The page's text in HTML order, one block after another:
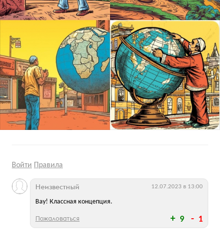
Войти Правила
9 1
Вау! Классная концепция.
Неизвестный 12.07.2023 в 13:00
Пожаловаться